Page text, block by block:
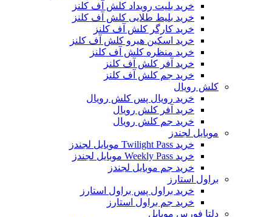
خرید بلیت رویداد کلش آف کلنز
خرید بلیط طلایی کلش آف کلنز
خرید کارگر کلش آف کلنز
خرید اسکین هیرو کلش آف کلنز
خرید منظره کلش آف کلنز
خرید آفر کلش آف کلنز
خرید جم کلش آف کلنز
کلش رویال
خرید رویال پس کلش رویال
خرید آفر کلش رویال
خرید جم کلش رویال
موبایل لجندز
خرید Twilight Pass موبایل لجندز
خرید Weekly Pass موبایل لجندز
خرید جم موبایل لجندز
براول استارز
خرید براول پس براول استارز
خرید جم براول استارز
دلتا فورس موبایل